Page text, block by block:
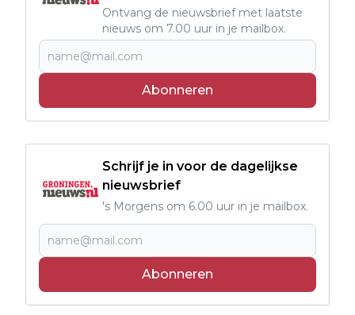
Ontvang de nieuwsbrief met laatste
nieuws om 7.00 uur in je mailbox.
Abonneren
Schrijf je in voor de dagelijkse
nieuwsbrief
's Morgens om 6.00 uur in je mailbox.
Abonneren